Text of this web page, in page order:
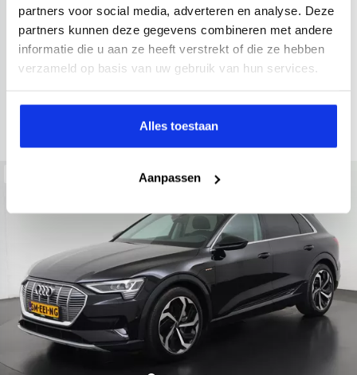
partners voor social media, adverteren en analyse. Deze
partners kunnen deze gegevens combineren met andere
informatie die u aan ze heeft verstrekt of die ze hebben
verzameld op basis van uw gebruik van hun services.
Alles toestaan
Aanpassen
30.588 km 437 km actieradius
Elektrisch
electronic climate controle
elektrisch glazen panorama-dak
Kopen
41.895,-
Private lease
983,- p.m.